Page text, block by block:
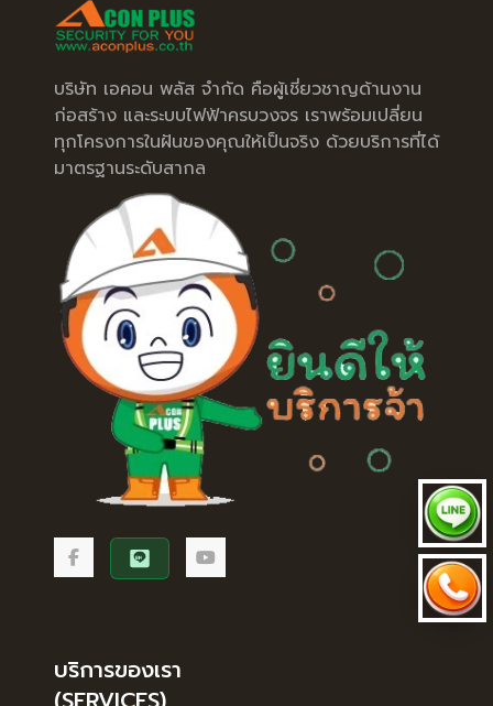
บริษัท เอคอน พลัส จำกัด คือผู้เชี่ยวชาญด้านงาน
ก่อสร้าง และระบบไฟฟ้าครบวงจร เราพร้อมเปลี่ยน
ทุกโครงการในฝันของคุณให้เป็นจริง ด้วยบริการที่ได้
มาตรฐานระดับสากล
บริการของเรา